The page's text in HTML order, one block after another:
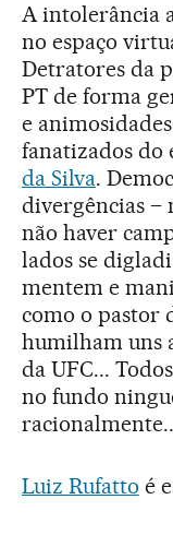
A intolerância
no espaço
Detratores da
PT de forma
e
fanatizados
da Silva.
divergências –
não haver
lados se
mentem e
como o pastor
humilham uns
da UFC...
no fundo
Luiz Rufatto é